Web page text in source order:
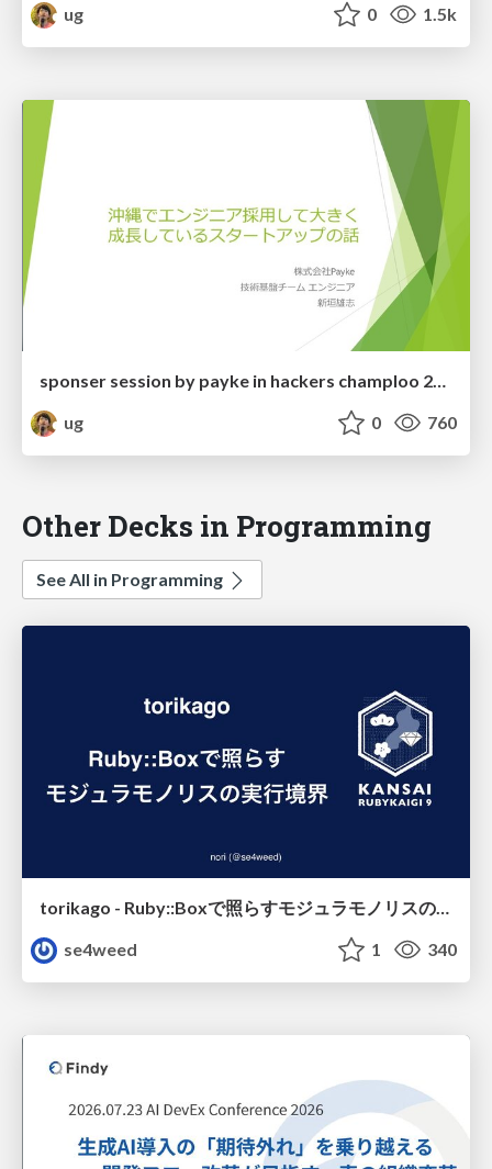
ug
0 1.5k
sponser session by payke in hackers champloo 2019
ug
0 760
Other Decks in Programming
See All in Programming
se4weed
1 340